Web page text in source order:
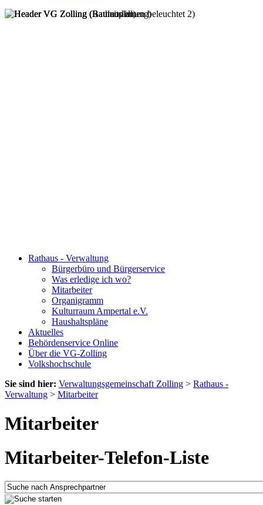
Rathaus - Verwaltung
Bürgerbüro und Bürgerservice
Was erledige ich wo?
Mitarbeiter
Organigramm
Kulturraum Ampertal e.V.
Haushaltspläne
Aktuelles
Behördenservice Online
Über die VG-Zolling
Volkshochschule
Sie sind hier: Verwaltungsgemeinschaft Zolling > Rathaus -
Verwaltung > Mitarbeiter
Mitarbeiter
Mitarbeiter-Telefon-Liste